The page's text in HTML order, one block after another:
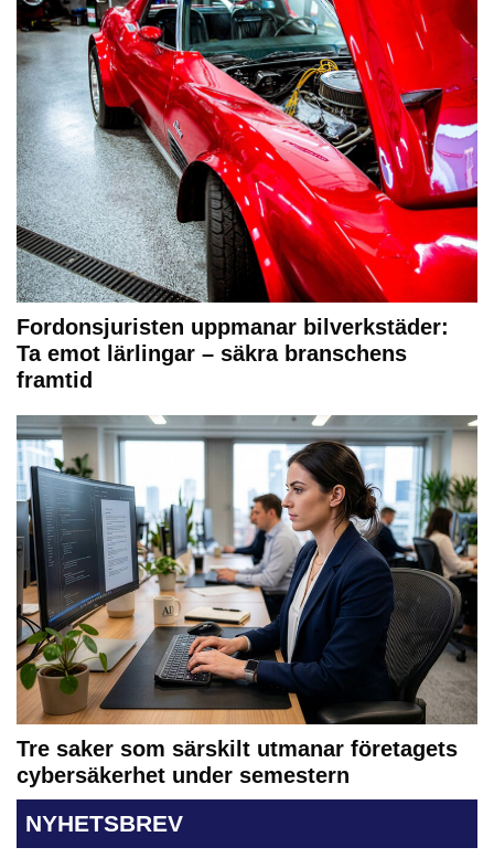
Fordonsjuristen uppmanar bilverkstäder:
Ta emot lärlingar – säkra branschens
framtid
Tre saker som särskilt utmanar företagets
cybersäkerhet under semestern
NYHETSBREV